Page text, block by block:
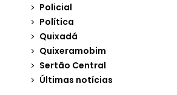
Policial
Política
Quixadá
Quixeramobim
Sertão Central
Últimas notícias